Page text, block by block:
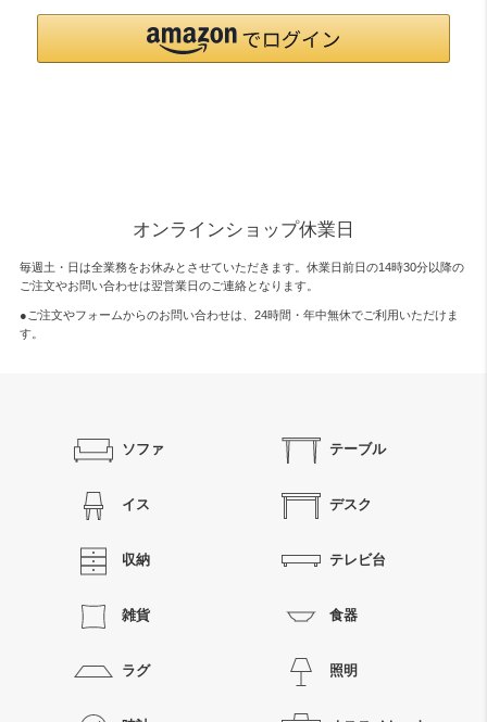
オンラインショップ休業日
毎週土・日は全業務をお休みとさせていただきます。休業日前日の14時30分以降の
ご注文やお問い合わせは翌営業日のご連絡となります。
●ご注文やフォームからのお問い合わせは、 24時間・年中無休でご利用いただけま
す。
ソファ テーブル
イス デスク
収納 テレビ台
雑貨 食器
ラグ 照明